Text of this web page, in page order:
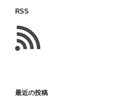
い
た
こ
と
RSS
最近の投稿